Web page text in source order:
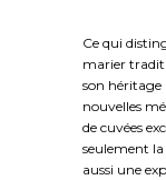
Ce qui
marier
son
nouvelles
de cuvées
seulement
aussi une